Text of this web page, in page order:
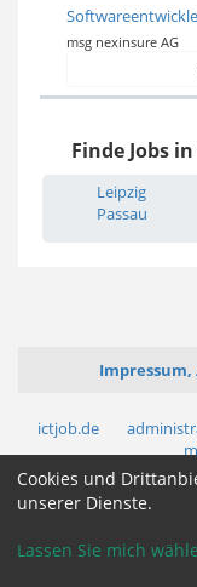
msg nexinsure AG
Finde Jobs
Leipzig
Passau
Impressum,
ictjob.de
Cookies und
unserer Dienste.
Lassen Sie mich